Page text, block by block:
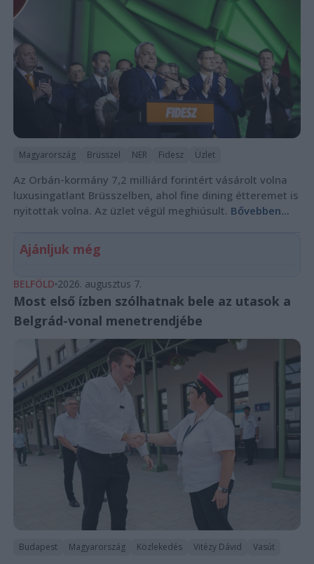
Magyarország Brüsszel NER Fidesz Üzlet
Az Orbán-kormány 7,2 milliárd forintért vásárolt volna
luxusingatlant Brüsszelben, ahol fine dining étteremet is
nyitottak volna. Az üzlet végül meghiúsult. Bővebben...
Ajánljuk még
BELFÖLD 2026. augusztus 7.
Most első ízben szólhatnak bele az utasok a
Belgrád-vonal menetrendjébe
Budapest Magyarország Közlekedés Vitézy Dávid Vasút